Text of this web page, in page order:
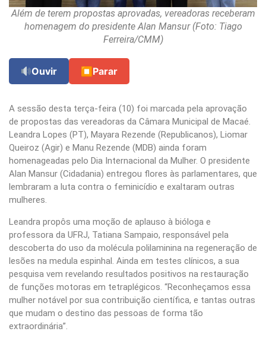
Além de terem propostas aprovadas, vereadoras receberam
homenagem do presidente Alan Mansur (Foto: Tiago
Ferreira/CMM)
Ouvir ⏹ Parar
A sessão desta terça-feira (10) foi marcada pela aprovação
de propostas das vereadoras da Câmara Municipal de Macaé.
Leandra Lopes (PT), Mayara Rezende (Republicanos), Liomar
Queiroz (Agir) e Manu Rezende (MDB) ainda foram
homenageadas pelo Dia Internacional da Mulher. O presidente
Alan Mansur (Cidadania) entregou flores às parlamentares, que
lembraram a luta contra o feminicídio e exaltaram outras
mulheres.
Leandra propôs uma moção de aplauso à bióloga e
professora da UFRJ, Tatiana Sampaio, responsável pela
descoberta do uso da molécula polilaminina na regeneração de
lesões na medula espinhal. Ainda em testes clínicos, a sua
pesquisa vem revelando resultados positivos na restauração
de funções motoras em tetraplégicos. “Reconheçamos essa
mulher notável por sua contribuição científica, e tantas outras
que mudam o destino das pessoas de forma tão
extraordinária”.